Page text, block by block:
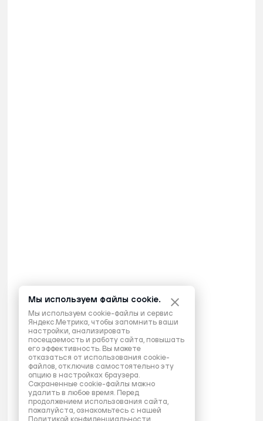
Мы используем файлы cookie.
Мы используем cookie-файлы и сервис
Яндекс.Метрика, чтобы запомнить ваши
настройки, анализировать
посещаемость и работу сайта, повышать
его эффективность. Вы можете
отказаться от использования cookie-
файлов, отключив самостоятельно эту
опцию в настройках браузера.
Сохраненные cookie-файлы можно
удалить в любое время. Перед
продолжением использования сайта,
пожалуйста, ознакомьтесь с нашей